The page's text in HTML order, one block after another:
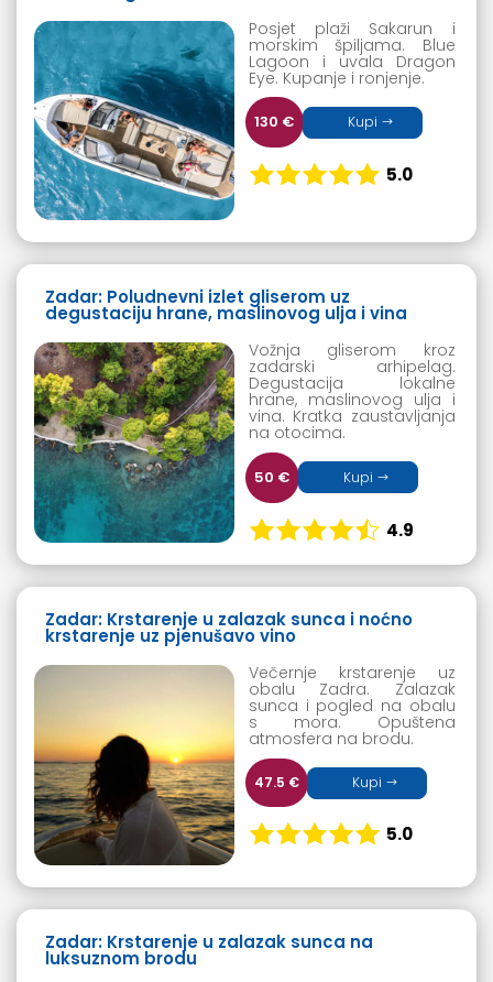
Posjet plaži Sakarun i
morskim špiljama. Blue
Lagoon i uvala Dragon
Eye. Kupanje i ronjenje.
130 € Kupi
5.0
Zadar: Poludnevni izlet gliserom uz
degustaciju hrane, maslinovog ulja i vina
Vožnja gliserom kroz
zadarski arhipelag.
Degustacija lokalne
hrane, maslinovog ulja i
vina. Kratka zaustavljanja
na otocima.
50 € Kupi
4.9
Zadar: Krstarenje u zalazak sunca i noćno
krstarenje uz pjenušavo vino
Večernje krstarenje uz
obalu Zadra. Zalazak
sunca i pogled na obalu
s mora. Opuštena
atmosfera na brodu.
47.5 € Kupi
5.0
Zadar: Krstarenje u zalazak sunca na
luksuznom brodu